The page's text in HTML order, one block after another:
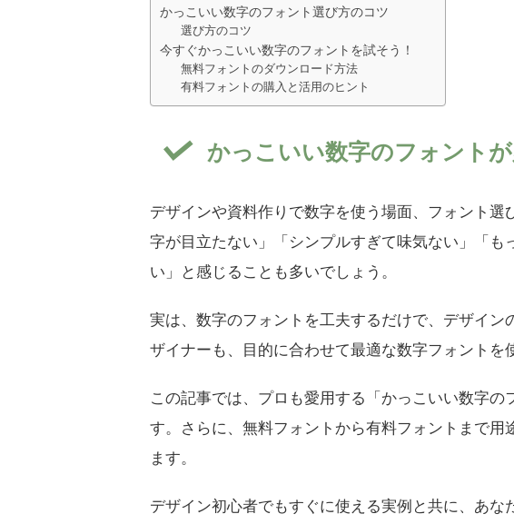
かっこいい数字のフォント選び方のコツ
選び方のコツ
今すぐかっこいい数字のフォントを試そう！
無料フォントのダウンロード方法
有料フォントの購入と活用のヒント
かっこいい数字のフォント
デザインや資料作りで数字を使う場面、フォント選
字が目立たない」「シンプルすぎて味気ない」「も
い」と感じることも多いでしょう。
実は、数字のフォントを工夫するだけで、デザイ
ザイナーも、目的に合わせて最適な数字フォントを
この記事では、プロも愛用する「かっこいい数字の
す。さらに、無料フォントから有料フォントまで用
ます。
デザイン初心者でもすぐに使える実例と共に、あ